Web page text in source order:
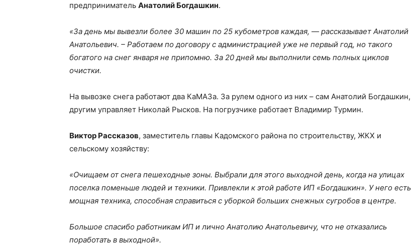
предприниматель Анатолий Богдашкин.
«За день мы вывезли более 30 машин по 25 кубометров каждая, — рассказывает Анатолий
Анатольевич. – Работаем по договору с администрацией уже не первый год, но такого
богатого на снег января не припомню. За 20 дней мы выполнили семь полных циклов
очистки.
На вывозке снега работают два КаМАЗа. За рулем одного из них – сам Анатолий Богдашкин,
другим управляет Николай Рысков. На погрузчике работает Владимир Турмин.
Виктор Рассказов, заместитель главы Кадомского района по строительству, ЖКХ и
сельскому хозяйству:
«Очищаем от снега пешеходные зоны. Выбрали для этого выходной день, когда на улицах
поселка поменьше людей и техники. Привлекли к этой работе ИП «Богдашкин». У него есть
мощная техника, способная справиться с уборкой больших снежных сугробов в центре.
Большое спасибо работникам ИП и лично Анатолию Анатольевичу, что не отказались
поработать в выходной».